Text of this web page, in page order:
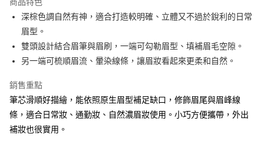
全家取貨付款
免運費
常溫-付款後全家取貨
深棕色調自然有神，適合打造較明確、立體又不過於銳利的日常
眉型。
雙頭設計結合眉筆與眉刷，一端可勾勒眉型、填補眉毛空隙。
另一端可梳順眉流、暈染線條，讓眉妝看起來更柔和自然。
銷售重點
筆芯滑順好描繪，能依照原生眉型補足缺口，修飾眉尾與眉峰線
條，適合日常妝、通勤妝、自然濃眉妝使用。小巧方便攜帶，外出
補妝也很實用。